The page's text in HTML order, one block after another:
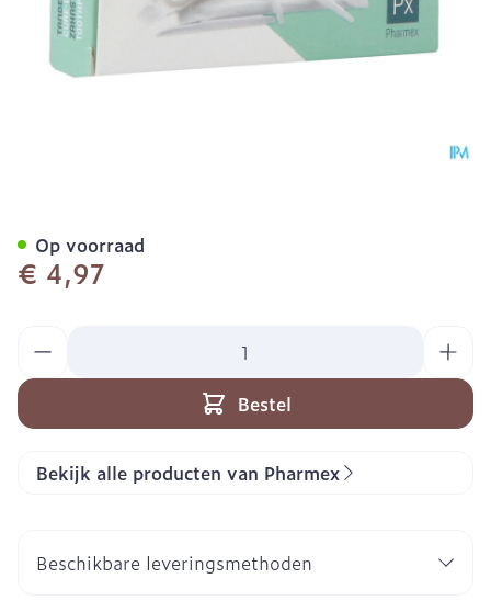
€ 4,97
Bestel
Op voorraad
Bekijk alle producten van Pharmex
Beschikbare leveringsmethoden